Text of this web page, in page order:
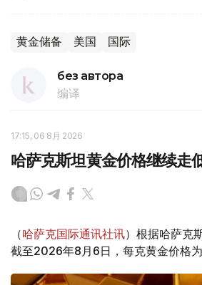
黄金储备 美国 国际
без автора
编译
17:15, 06 8月 2026
哈萨克斯坦黄金价格继续走
（哈萨克国际通讯社讯）根据哈萨克
截至2026年8月6日，每克黄金价格为